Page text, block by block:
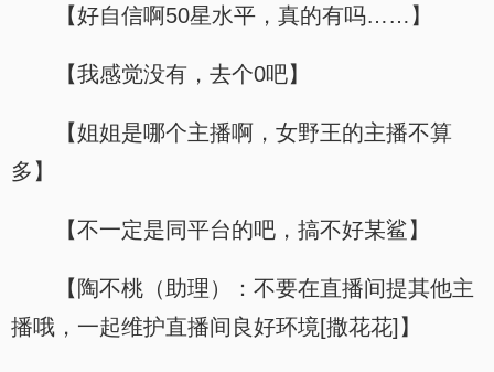
【好自信啊50星水平，真的有吗……】
【我感觉没有，去个0吧】
【姐姐是哪个主播啊，女野王的主播不算
多】
【不一定是同平台的吧，搞不好某鲨】
【陶不桃（助理）：不要在直播间提其他主
播哦，一起维护直播间良好环境[撒花花]】